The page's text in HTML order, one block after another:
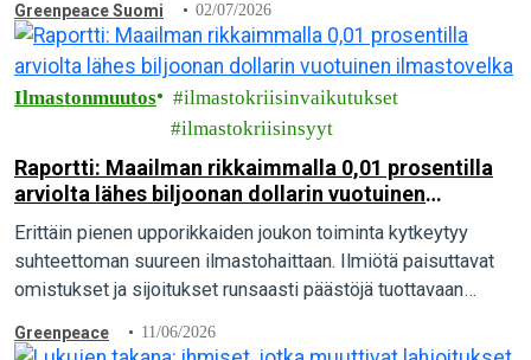
Greenpeace Suomi 02/07/2026
Ilmastonmuutos
ilmastokriisinvaikutukset
ilmastokriisinsyyt
Raportti: Maailman rikkaimmalla 0,01 prosentilla
arviolta lähes biljoonan dollarin vuotuinen
ilmastovelka
Erittäin pienen upporikkaiden joukon toiminta kytkeytyy
suhteettoman suureen ilmastohaittaan. Ilmiötä paisuttavat
omistukset ja sijoitukset runsaasti päästöjä tuottavaan
tuore kansainvälinen raportti.
Greenpeace 11/06/2026